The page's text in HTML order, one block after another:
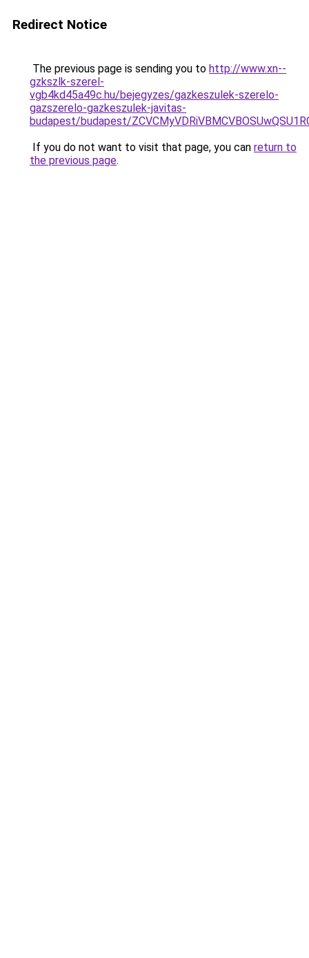
Redirect Notice
The previous page is sending you to http://www.xn--
gzkszlk-szerel-
vgb4kd45a49c.hu/bejegyzes/gazkeszulek-szerelo-
gazszerelo-gazkeszulek-javitas-
budapest/budapest/
If you do not want to visit that page, you can return to
the previous page.